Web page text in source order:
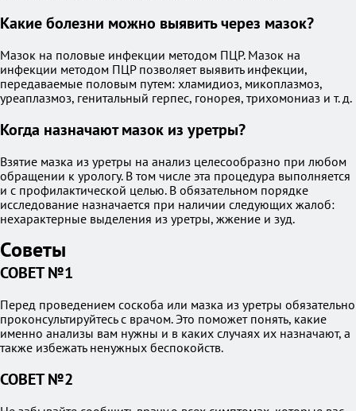
Какие болезни можно выявить через мазок?
Мазок на половые инфекции методом ПЦР. Мазок на
инфекции методом ПЦР позволяет выявить инфекции,
передаваемые половым путем: хламидиоз, микоплазмоз,
уреаплазмоз, генитальный герпес, гонорея, трихомониаз и т. д.
Когда назначают мазок из уретры?
Взятие мазка из уретры на анализ целесообразно при любом
обращении к урологу. В том числе эта процедура выполняется
и с профилактической целью. В обязательном порядке
исследование назначается при наличии следующих жалоб:
нехарактерные выделения из уретры, жжение и зуд.
Советы
СОВЕТ №1
Перед проведением соскоба или мазка из уретры обязательно
проконсультируйтесь с врачом. Это поможет понять, какие
именно анализы вам нужны и в каких случаях их назначают, а
также избежать ненужных беспокойств.
СОВЕТ №2